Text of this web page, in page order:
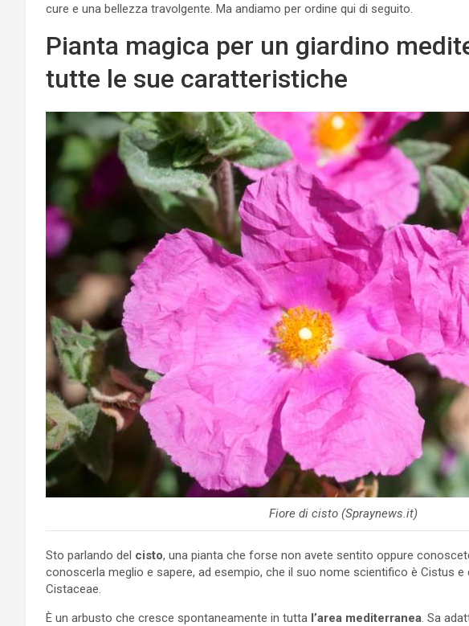
cure e una bellezza travolgente. Ma andiamo per ordine qui di seguito.
Pianta magica per un giardino
tutte le sue caratteristiche
Fiore di cisto (Spraynews.it)
Sto parlando del cisto, una pianta che forse non avete sentito oppure
conoscerla meglio e sapere, ad esempio, che il suo nome scientifico è Cistus e
Cistaceae.
È un arbusto che cresce spontaneamente in tutta l’area mediterranea . Sa